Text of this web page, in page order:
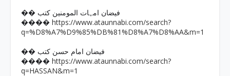
�� فیضان امہات المومنین کتب
���� https://www.ataunnabi.com/search?
q=%D8%A7%D9%85%DB%81%D8%A7%D8%AA&m=1
�� فیضان امام حسن کتب
���� https://www.ataunnabi.com/search?
q=HASSAN&m=1